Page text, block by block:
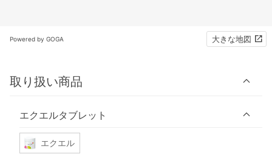
Powered by GOGA 大きな地図
取り扱い商品
エクエルタブレット
エクエル